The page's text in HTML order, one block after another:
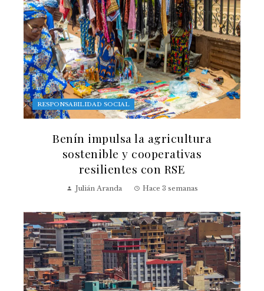
RESPONSABILIDAD SOCIAL
Benín impulsa la agricultura
sostenible y cooperativas
resilientes con RSE
Julián Aranda Hace 3 semanas